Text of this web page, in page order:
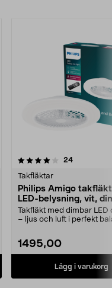
24recensioner
Takfläktar
Philips Amigo
LED-belysning, vit,
Takfläkt med dimbar LED
– ljus och luft i perfekt
1495,00
Lägg i varukorg
3.5 av 5 stjärnor